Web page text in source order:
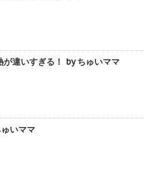
違いすぎる！ by ちゅいママ
いママ